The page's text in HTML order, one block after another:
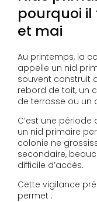
pourquoi
et mai
Au printemps, la
appelle un nid
souvent construit
rebord de toit, un
de terrasse ou un
C’est une période
un nid primaire
colonie ne
secondaire,
difficile d’accès.
Cette vigilance
permet :